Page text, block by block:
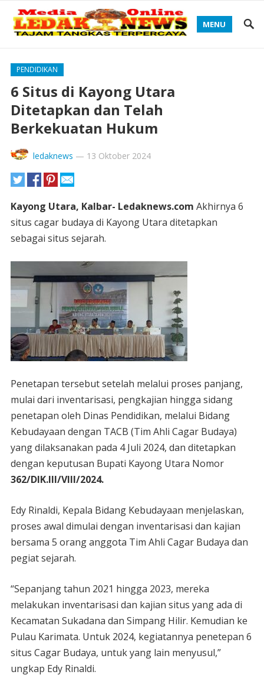
MENU
PENDIDIKAN
6 Situs di Kayong Utara
Ditetapkan dan Telah
Berkekuatan Hukum
ledaknews — 13 Oktober 2024
Kayong Utara, Kalbar- Ledaknews.com Akhirnya 6
situs cagar budaya di Kayong Utara ditetapkan
sebagai situs sejarah.
Penetapan tersebut setelah melalui proses panjang,
mulai dari inventarisasi, pengkajian hingga sidang
penetapan oleh Dinas Pendidikan, melalui Bidang
Kebudayaan dengan TACB (Tim Ahli Cagar Budaya)
yang dilaksanakan pada 4 Juli 2024, dan ditetapkan
dengan keputusan Bupati Kayong Utara Nomor
362/DIK.III/VIII/2024.
Edy Rinaldi, Kepala Bidang Kebudayaan menjelaskan,
proses awal dimulai dengan inventarisasi dan kajian
bersama 5 orang anggota Tim Ahli Cagar Budaya dan
pegiat sejarah.
“Sepanjang tahun 2021 hingga 2023, mereka
melakukan inventarisasi dan kajian situs yang ada di
Kecamatan Sukadana dan Simpang Hilir. Kemudian ke
Pulau Karimata. Untuk 2024, kegiatannya penetepan 6
situs Cagar Budaya, untuk yang lain menyusul,”
ungkap Edy Rinaldi.